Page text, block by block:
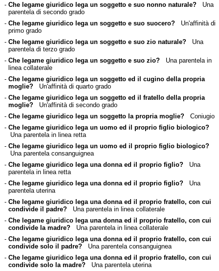
- Che legame giuridico lega un soggetto e suo nonno naturale?Una
parentela di secondo grado
- Che legame giuridico lega un soggetto e suo suocero?Un'affinità di
primo grado
- Che legame giuridico lega un soggetto e suo zio naturale?Una
parentela di terzo grado
- Che legame giuridico lega un soggetto e suo zio?Una parentela in
linea collaterale
- Che legame giuridico lega un soggetto ed il cugino della propria
moglie?Un'affinità di quarto grado
- Che legame giuridico lega un soggetto ed il fratello della propria
moglie?Un'affinità di secondo grado
- Che legame giuridico lega un soggetto la propria moglie?Coniugio
- Che legame giuridico lega un uomo ed il proprio figlio biologico?
Una parentela in linea retta
- Che legame giuridico lega un uomo ed il proprio figlio biologico?
Una parentela consanguignea
- Che legame giuridico lega una donna ed il proprio figlio?Una
parentela in linea retta
- Che legame giuridico lega una donna ed il proprio figlio?Una
parentela uterina
- Che legame giuridico lega una donna ed il proprio fratello, con cui
condivide il padre?Una parentela in linea collaterale
- Che legame giuridico lega una donna ed il proprio fratello, con cui
condivide la madre?Una parentela in linea collaterale
- Che legame giuridico lega una donna ed il proprio fratello, con cui
condivide solo il padre?Una parentela consanguignea
- Che legame giuridico lega una donna ed il proprio fratello, con cui
condivide solo la madre?Una parentela uterina